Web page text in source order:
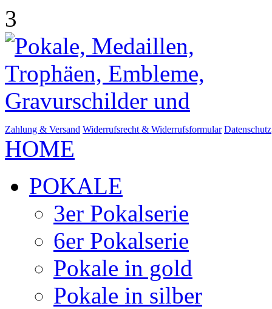
3
Zahlung & Versand Widerrufsrecht & Widerrufsformular Datenschutz
HOME
POKALE
3er Pokalserie
6er Pokalserie
Pokale in gold
Pokale in silber